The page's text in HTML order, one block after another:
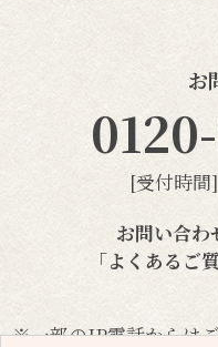
お
[受付時
お問い合わ
「よくあるご
※一部のIP電話からは